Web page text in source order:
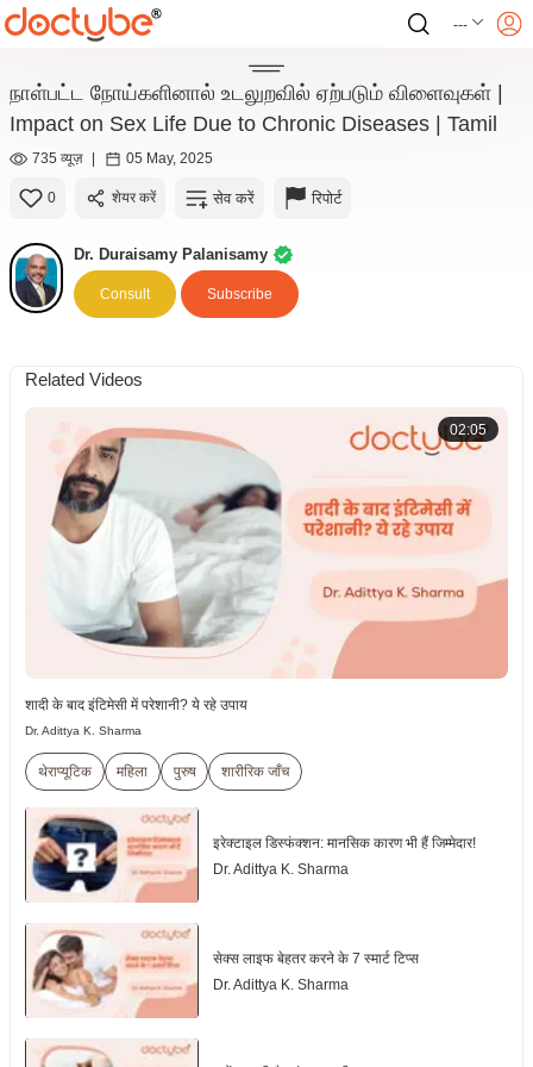
---
நாள்பட்ட நோய்களினால் உடலுறவில் ஏற்படும் விளைவுகள் |
Impact on Sex Life Due to Chronic Diseases | Tamil
735 व्यूज़ | 05 May, 2025
0 शेयर करें सेव करें रिपोर्ट
Dr. Duraisamy Palanisamy
Consult Subscribe
Related Videos
02:05
शादी के बाद इंटिमेसी में परेशानी? ये रहे उपाय
Dr. Adittya K. Sharma
थेराप्यूटिक महिला पुरुष शारीरिक जाँच
इरेक्टाइल डिस्फंक्शन: मानसिक कारण भी हैं जिम्मेदार!
Dr. Adittya K. Sharma
सेक्स लाइफ बेहतर करने के 7 स्मार्ट टिप्स
Dr. Adittya K. Sharma